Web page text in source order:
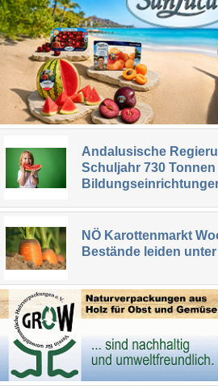
Andalusische
Schuljahr 730 Tonnen
NÖ Karottenmarkt
Bestände leiden